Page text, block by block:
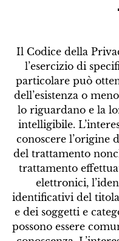
Il Codice della
l’esercizio di
particolare può
dell’esistenza o
lo riguardano e la
intelligibile.
conoscere l’origine
del trattamento
trattamento
elettronici,
identificativi del
e dei soggetti e
possono essere